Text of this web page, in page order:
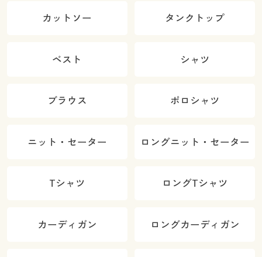
カットソー タンクトップ
ベスト シャツ
ブラウス ポロシャツ
ニット・セーター ロングニット・セーター
Tシャツ ロングTシャツ
カーディガン ロングカーディガン